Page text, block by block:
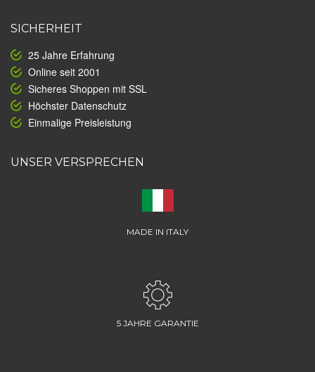
SICHERHEIT
25 Jahre Erfahrung
Online seit 2001
Sicheres Shoppen mit SSL
Höchster Datenschutz
Einmalige Preisleistung
UNSER VERSPRECHEN
MADE IN ITALY
5 JAHRE GARANTIE